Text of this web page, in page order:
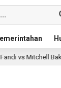
Jadi Sorotan di